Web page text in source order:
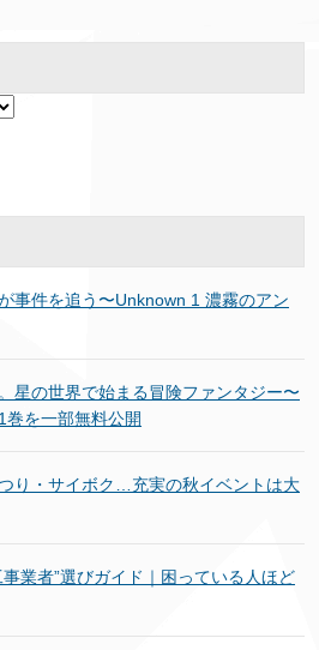
事件を追う〜Unknown 1 濃霧のアン
星の世界で始まる冒険ファンタジー〜
巻を一部無料公開
り・サイボク…充実の秋イベントは大
業者”選びガイド｜困っている人ほど